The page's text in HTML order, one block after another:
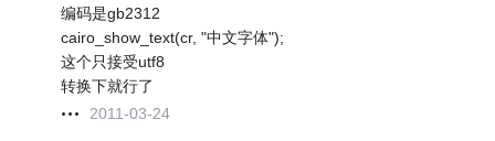
编码是gb2312
cairo_show_text(cr, "中文字体");
这个只接受utf8
转换下就行了
2011-03-24